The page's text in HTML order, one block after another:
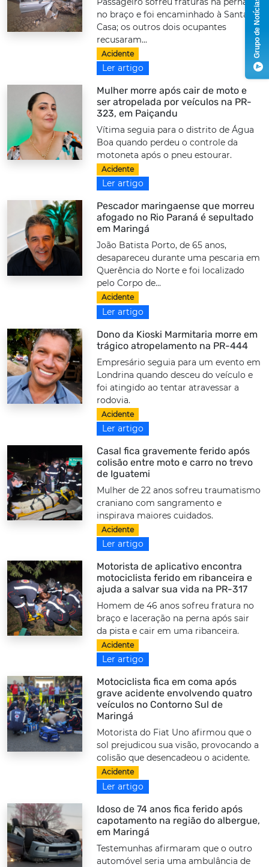
no braço e foi encaminhado à Santa
Casa; os outros dois ocupantes
recusaram...
Acidente
Ler artigo
Mulher morre após cair de moto e
ser atropelada por veículos na PR-
323, em Paiçandu
Vítima seguia para o distrito de Água
Boa quando perdeu o controle da
motoneta após o pneu estourar.
Acidente
Ler artigo
Pescador maringaense que morreu
afogado no Rio Paraná é sepultado
em Maringá
João Batista Porto, de 65 anos,
desapareceu durante uma pescaria em
Querência do Norte e foi localizado
pelo Corpo de...
Acidente
Ler artigo
Dono da Kioski Marmitaria morre em
trágico atropelamento na PR-444
Empresário seguia para um evento em
Londrina quando desceu do veículo e
foi atingido ao tentar atravessar a
rodovia.
Acidente
Ler artigo
Casal fica gravemente ferido após
colisão entre moto e carro no trevo
de Iguatemi
Mulher de 22 anos sofreu traumatismo
craniano com sangramento e
inspirava maiores cuidados.
Acidente
Ler artigo
Motorista de aplicativo encontra
motociclista ferido em ribanceira e
ajuda a salvar sua vida na PR-317
Homem de 46 anos sofreu fratura no
braço e laceração na perna após sair
da pista e cair em uma ribanceira.
Acidente
Ler artigo
Motociclista fica em coma após
grave acidente envolvendo quatro
veículos no Contorno Sul de
Maringá
Motorista do Fiat Uno afirmou que o
sol prejudicou sua visão, provocando a
colisão que desencadeou o acidente.
Acidente
Ler artigo
Idoso de 74 anos fica ferido após
capotamento na região do albergue,
em Maringá
Testemunhas afirmaram que o outro
automóvel seria uma ambulância de
Grupo de Notícias